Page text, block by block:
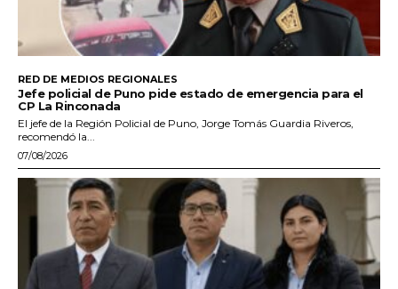
RED DE MEDIOS REGIONALES
Jefe policial de Puno pide estado de emergencia para el
CP La Rinconada
El jefe de la Región Policial de Puno, Jorge Tomás Guardia Riveros,
recomendó la...
07/08/2026